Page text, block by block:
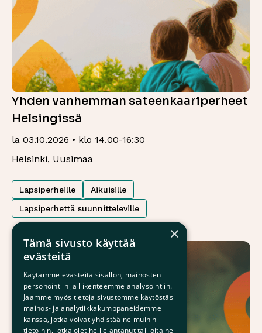
Yhden vanhemman sateenkaariperheet
Helsingissä
la 03.10.2026 • klo 14.00-16:30
Helsinki, Uusimaa
Lapsiperheille
Aikuisille
Lapsiperhettä suunnitteleville
×
Tämä sivusto käyttää
evästeitä
Käytämme evästeitä sisällön, mainosten
personointiin ja liikenteemme analysointiin.
Jaamme myös tietoja sivustomme käytöstäsi
mainos- ja analytiikkakumppaneidemme
kanssa, jotka voivat yhdistää ne muihin
tietoihin, jotka olet heille antanut tai joita he